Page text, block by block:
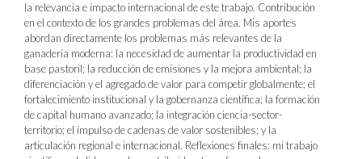
la relevancia e impacto internacional de este trabajo. Contribución
en el contexto de los grandes problemas del área. Mis aportes
abordan directamente los problemas más relevantes de la
ganadería moderna: la necesidad de aumentar la productividad en
base pastoril; la reducción de emisiones y la mejora ambiental; la
diferenciación y el agregado de valor para competir globalmente; el
fortalecimiento institucional y la gobernanza científica; la formación
de capital humano avanzado; la integración ciencia-sector-
territorio; el impulso de cadenas de valor sostenibles; y la
articulación regional e internacional. Reflexiones finales: mi trabajo